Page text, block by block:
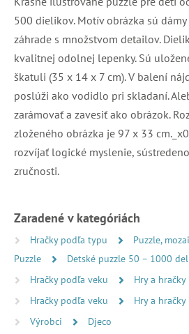
500 dielikov. Motív obrázka sú
záhrade s množstvom detailov.
kvalitnej odolnej lepenky. Sú
škatuli (35 x 14 x 7 cm). V balení
poslúži ako vodidlo pri skladaní.
zarámovať a zavesiť ako obrázok.
zloženého obrázka je 97 x 33
rozvíjať logické myslenie,
zručnosti.
Zaradené v kategóriách
Hračky podľa typu
Puzzle,
Puzzle
Detské puzzle 50 – 1000
Hračky podľa veku
Hry a
Hračky podľa veku
Hry a
Výrobci
Djeco